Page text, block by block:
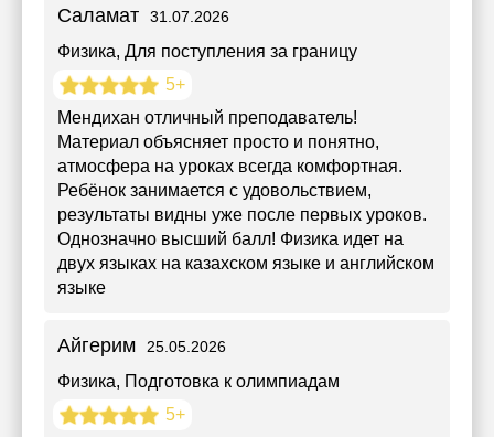
Саламат 31.07.2026
Физика, Для поступления за границу
5+
Мендихан отличный преподаватель!
Материал объясняет просто и понятно,
атмосфера на уроках всегда комфортная.
Ребёнок занимается с удовольствием,
результаты видны уже после первых уроков.
Однозначно высший балл! Физика идет на
двух языках на казахском языке и английском
языке
Айгерим 25.05.2026
Физика, Подготовка к олимпиадам
5+